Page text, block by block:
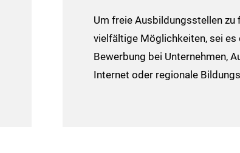
Um freie Ausbildungs­stellen zu
vielfältige Möglichkeiten, sei es
Bewerbung bei Unternehmen,
Internet oder regionale